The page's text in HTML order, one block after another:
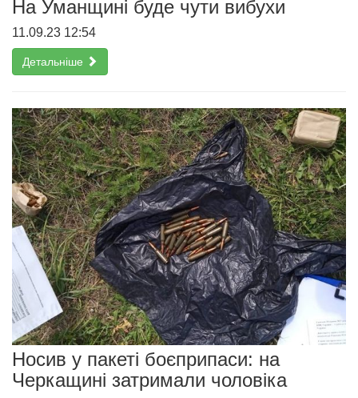
На Уманщині буде чути вибухи
11.09.23 12:54
Детальніше
Носив у пакеті боєприпаси: на
Черкащині затримали чоловіка